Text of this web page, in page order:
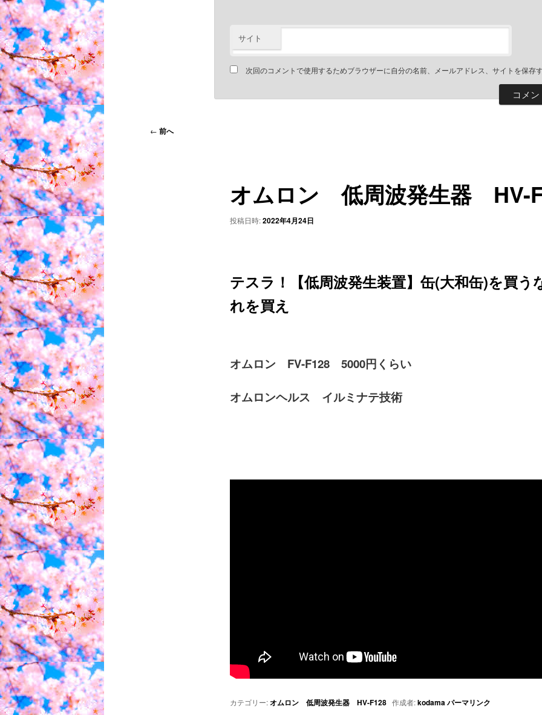
サイト
次回のコメントで使用するためブラウザーに自分の名前、メールアドレス、サイトを保存
投
← 前へ
オムロン 低周波発生器 HV-
投稿日時:2022年4月24日
テスラ！【低周波発生装置】缶(大和缶)を買う
れを買え
オムロン FV-F128 5000円くらい
オムロンヘルス イルミナテ技術
カテゴリー:オムロン 低周波発生器 HV-F128作成者:kodamaパーマリンク